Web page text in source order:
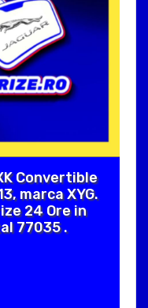
Convertible
marca XYG.
24 Ore in
77035 .